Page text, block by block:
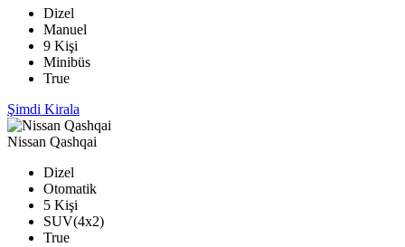
Dizel
Manuel
9 Kişi
Minibüs
True
Şimdi Kirala
Nissan Qashqai
Dizel
Otomatik
5 Kişi
SUV(4x2)
True